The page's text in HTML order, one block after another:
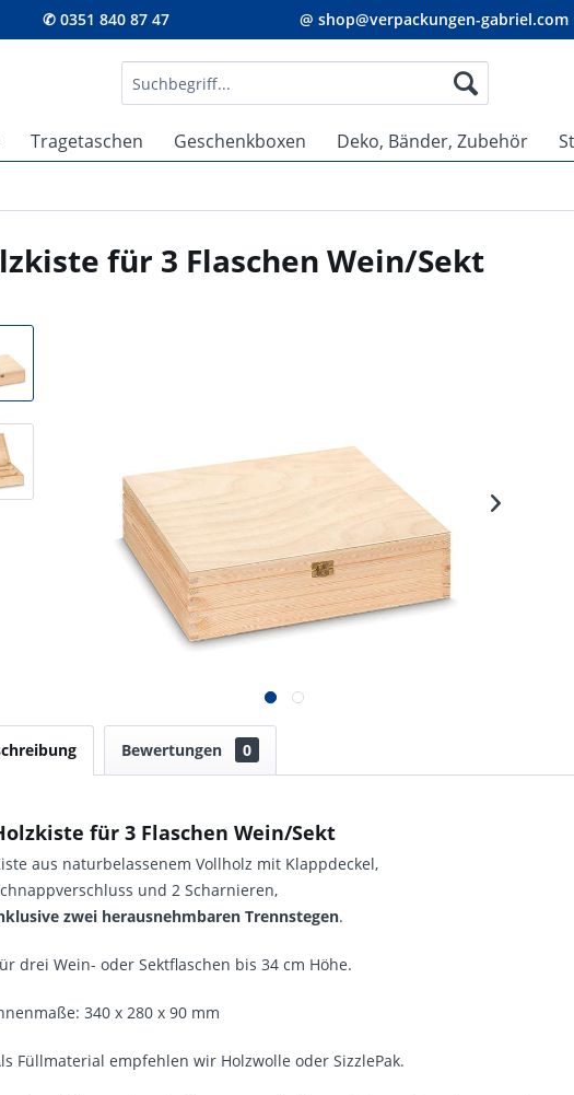
✆ 0351 840 87 47 @ shop@verpackungen-gabriel.com
Tragetaschen Geschenkboxen Deko, Bänder, Zubehör
für 3 Flaschen Wein/Sekt
Bewertungen 0
für 3 Flaschen Wein/Sekt
aus natur­be­lassenem Voll­holz mit Klapp­deckel,
und 2 Scharnieren,
zwei heraus­nehmbaren Trenn­stegen.
drei Wein- oder Sektflaschen bis 34 cm Höhe.
340 x 280 x 90 mm
Füllmaterial empfehlen wir Holzwolle oder SizzlePak.